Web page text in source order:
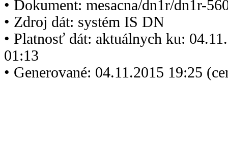
• Dokument: mesacna/dn1r/dn1r-
• Zdroj dát: systém IS DN
• Platnosť dát: aktuálnych ku:
01:13
• Generované: 04.11.2015 19:25